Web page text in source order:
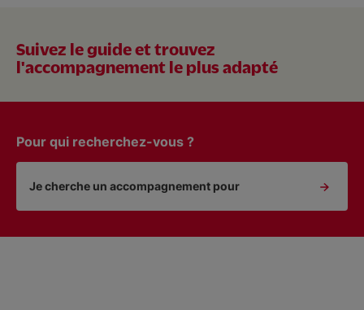
Suivez le guide et trouvez
l'accompagnement le plus adapté
Pour qui recherchez-vous ?
Je cherche un accompagnement pour